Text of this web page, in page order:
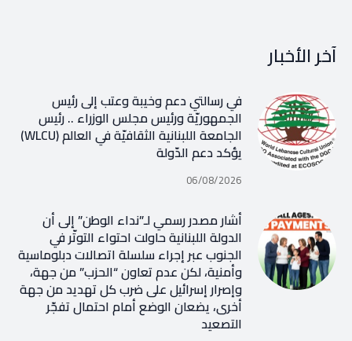
آخر الأخبار
في رسالتي دعم وخيبة وعتب إلى رئيس
الجمهوريّة ورئيس مجلس الوزراء .. رئيس
الجامعة اللبنانية الثقافيّة في العالم (WLCU)
يؤكد دعم الدّولة
06/08/2026
أشار مصدر رسمي لـ”نداء الوطن” إلى أن
الدولة اللبنانية حاولت احتواء التوتّر في
الجنوب عبر إجراء سلسلة اتصالات دبلوماسية
وأمنية، لكن عدم تعاون “الحزب” من جهة،
وإصرار إسرائيل على ضرب كل تهديد من جهة
أخرى، يضعان الوضع أمام احتمال تفجّر
التصعيد